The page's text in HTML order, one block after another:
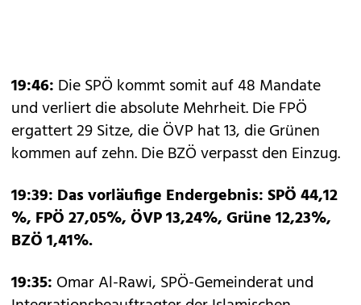
19:46: Die SPÖ kommt somit auf 48 Mandate
und verliert die absolute Mehrheit. Die FPÖ
ergattert 29 Sitze, die ÖVP hat 13, die Grünen
kommen auf zehn. Die BZÖ verpasst den Einzug.
19:39: Das vorläufige Endergebnis: SPÖ 44,12
%, FPÖ 27,05%, ÖVP 13,24%, Grüne 12,23%,
BZÖ 1,41%.
19:35: Omar Al-Rawi, SPÖ-Gemeinderat und